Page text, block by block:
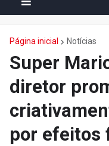
Página inicial Notícias
Super
diretor
por efeitos